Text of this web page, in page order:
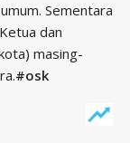
Sementara
dan
masing-
#osk